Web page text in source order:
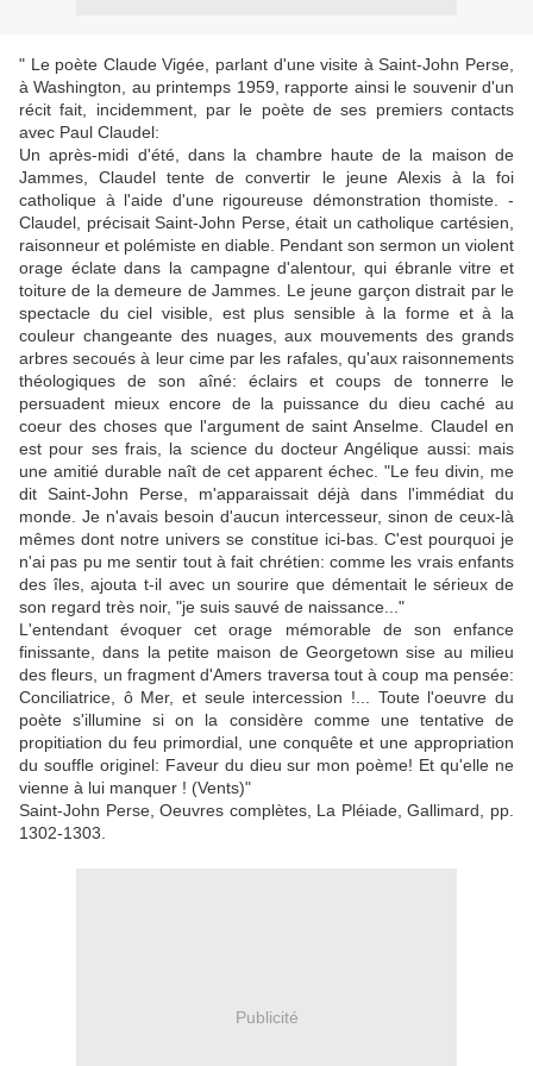
" Le poète Claude Vigée, parlant d'une visite à Saint-John Perse,
à Washington, au printemps 1959, rapporte ainsi le souvenir d'un
récit fait, incidemment, par le poète de ses premiers contacts
avec Paul Claudel:
Un après-midi d'été, dans la chambre haute de la maison de
Jammes, Claudel tente de convertir le jeune Alexis à la foi
catholique à l'aide d'une rigoureuse démonstration thomiste. -
Claudel, précisait Saint-John Perse, était un catholique cartésien,
raisonneur et polémiste en diable. Pendant son sermon un violent
orage éclate dans la campagne d'alentour, qui ébranle vitre et
toiture de la demeure de Jammes. Le jeune garçon distrait par le
spectacle du ciel visible, est plus sensible à la forme et à la
couleur changeante des nuages, aux mouvements des grands
arbres secoués à leur cime par les rafales, qu'aux raisonnements
théologiques de son aîné: éclairs et coups de tonnerre le
persuadent mieux encore de la puissance du dieu caché au
coeur des choses que l'argument de saint Anselme. Claudel en
est pour ses frais, la science du docteur Angélique aussi: mais
une amitié durable naît de cet apparent échec. "Le feu divin, me
dit Saint-John Perse, m'apparaissait déjà dans l'immédiat du
monde. Je n'avais besoin d'aucun intercesseur, sinon de ceux-là
mêmes dont notre univers se constitue ici-bas. C'est pourquoi je
n'ai pas pu me sentir tout à fait chrétien: comme les vrais enfants
des îles, ajouta t-il avec un sourire que démentait le sérieux de
son regard très noir, "je suis sauvé de naissance..."
L'entendant évoquer cet orage mémorable de son enfance
finissante, dans la petite maison de Georgetown sise au milieu
des fleurs, un fragment d'Amers traversa tout à coup ma pensée:
Conciliatrice, ô Mer, et seule intercession !... Toute l'oeuvre du
poète s'illumine si on la considère comme une tentative de
propitiation du feu primordial, une conquête et une appropriation
du souffle originel: Faveur du dieu sur mon poème! Et qu'elle ne
vienne à lui manquer ! (Vents)"
Saint-John Perse, Oeuvres complètes, La Pléiade, Gallimard, pp.
1302-1303.
Publicité